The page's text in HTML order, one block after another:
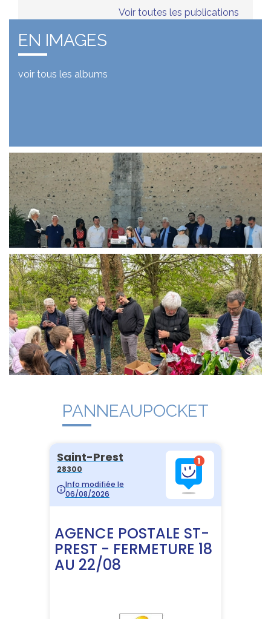
Voir toutes les publications
EN IMAGES
voir tous les albums
PANNEAUPOCKET